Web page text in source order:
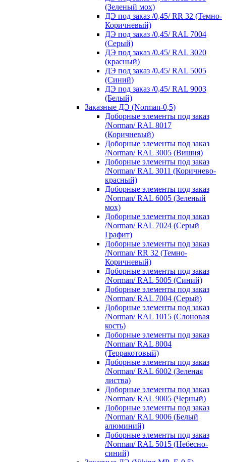
(Зеленый мох)
ДЭ под заказ /0,45/ RR 32 (Темно-
Коричневый)
ДЭ под заказ /0,45/ RAL 7004
(Серый)
ДЭ под заказ /0,45/ RAL 3020
(красный)
ДЭ под заказ /0,45/ RAL 5005
(Синий)
ДЭ под заказ /0,45/ RAL 9003
(Белый)
Заказные ДЭ (Norman-0,5)
Доборные элементы под заказ
/Norman/ RAL 8017
(Коричневый)
Доборные элементы под заказ
/Norman/ RAL 3005 (Вишня)
Доборные элементы под заказ
/Norman/ RAL 3011 (Коричнево-
красный)
Доборные элементы под заказ
/Norman/ RAL 6005 (Зеленый
мох)
Доборные элементы под заказ
/Norman/ RAL 7024 (Серый
Графит)
Доборные элементы под заказ
/Norman/ RR 32 (Темно-
Коричневый)
Доборные элементы под заказ
/Norman/ RAL 5005 (Синий)
Доборные элементы под заказ
/Norman/ RAL 7004 (Серый)
Доборные элементы под заказ
/Norman/ RAL 1015 (Слоновая
кость)
Доборные элементы под заказ
/Norman/ RAL 8004
(Терракотовый)
Доборные элементы под заказ
/Norman/ RAL 6002 (Зеленая
листва)
Доборные элементы под заказ
/Norman/ RAL 9005 (Черный)
Доборные элементы под заказ
/Norman/ RAL 9006 (Белый
алюминий)
Доборные элементы под заказ
/Norman/ RAL 5015 (Небесно-
синий)